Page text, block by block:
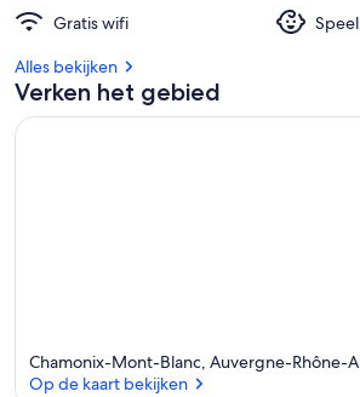
Gratis wifi
Alles bekijken
Verken het gebied
Chamonix-Mont-Blanc, Auvergne-Rhône-
Op de kaart bekijken